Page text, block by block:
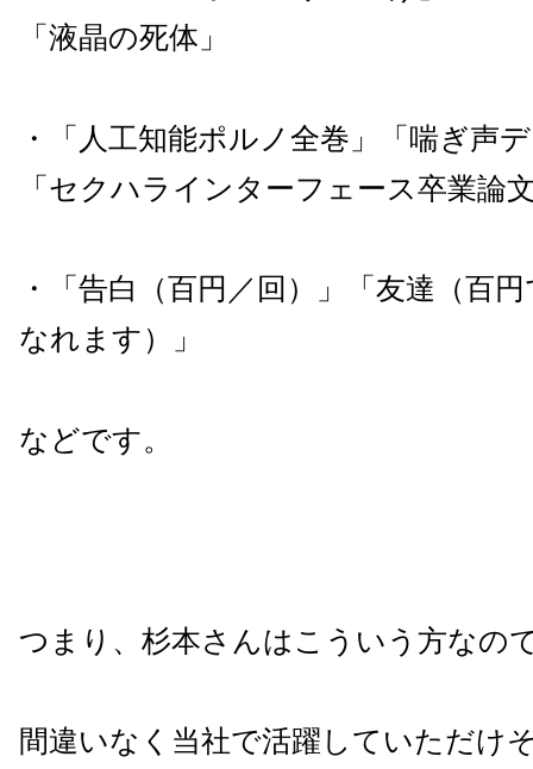
「液晶の死体」
・「人工知能ポルノ全巻」「喘ぎ声
「セクハラインターフェース卒業論
・「告白（百円／回）」「友達（百
なれます）」
などです。
つまり、杉本さんはこういう方なの
間違いなく当社で活躍していただけ